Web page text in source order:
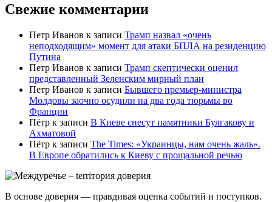
Свежие комментарии
Петр Иванов к записи Трамп назвал «очень
неподходящим» момент для атаки БПЛА на резиденцию
Путина
Петр Иванов к записи Трамп скептически оценил
представленный Зеленским мирный план
Петр Иванов к записи Бывшего премьер-министра
Молдовы заочно осудили на два года тюрьмы во
Франции
Пётр к записи В Киеве снесут памятники Булгакову и
Ахматовой
Пётр к записи Тhe Times: «Украинцы, нам очень жаль».
В Европе обратились к Киеву с прощальной речью
В основе доверия — правдивая оценка событий и поступков.